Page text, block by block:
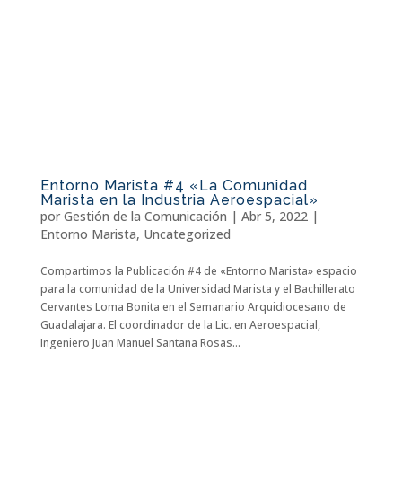
Entorno Marista #4 «La Comunidad
Marista en la Industria Aeroespacial»
por Gestión de la Comunicación | Abr 5, 2022|
Entorno Marista, Uncategorized
Compartimos la Publicación #4 de «Entorno Marista» espacio
para la comunidad de la Universidad Marista y el Bachillerato
Cervantes Loma Bonita en el Semanario Arquidiocesano de
Guadalajara. El coordinador de la Lic. en Aeroespacial,
Ingeniero Juan Manuel Santana Rosas...